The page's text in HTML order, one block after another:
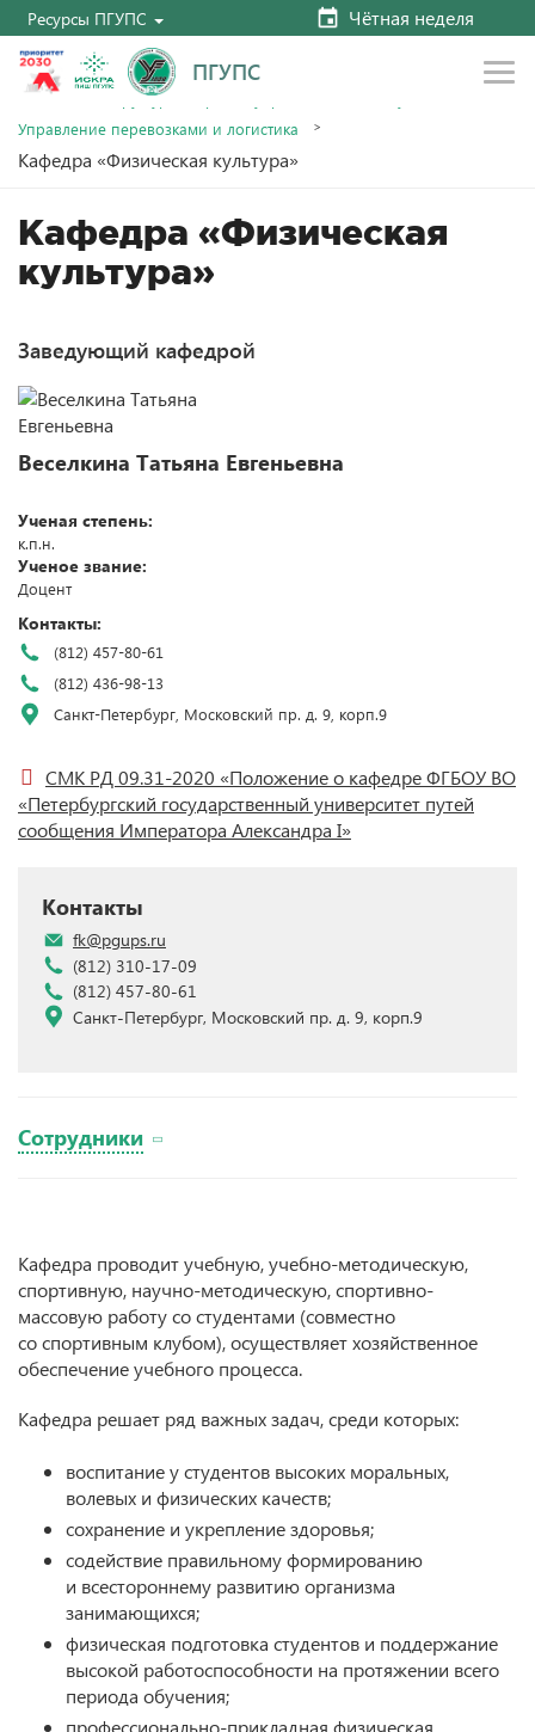
Ресурсы ПГУПС Чётная неделя
ПГУПС
Главная Структура и органы управления
Управление перевозками и логистика
Кафедра «Физическая культура»
Кафедра «Физическая
культура»
Заведующий кафедрой
Веселкина Татьяна Евгеньевна
Ученая степень:
к.п.н.
Ученое звание:
Доцент
Контакты:
(812) 457-80-61
(812) 436-98-13
Санкт-Петербург, Московский пр. д. 9, корп.9
СМК РД 09.31-2020 «Положение о кафедре ФГБОУ ВО
«Петербургский государственный университет путей
сообщения Императора Александра I»
Контакты
fk@pgups.ru
(812) 310-17-09
(812) 457-80-61
Санкт-Петербург, Московский пр. д. 9, корп.9
Сотрудники
Кафедра проводит учебную, учебно-методическую,
спортивную, научно-методическую, спортивно-
массовую работу со студентами (совместно
со спортивным клубом), осуществляет хозяйственное
обеспечение учебного процесса.
Кафедра решает ряд важных задач, среди которых:
воспитание у студентов высоких моральных,
волевых и физических качеств;
сохранение и укрепление здоровья;
содействие правильному формированию
и всестороннему развитию организма
занимающихся;
физическая подготовка студентов и поддержание
высокой работоспособности на протяжении всего
периода обучения;
профессионально-прикладная физическая